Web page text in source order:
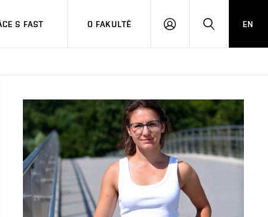
S FAST O FAKULTĚ
PŘIHLÁSITHLEDAT
EN